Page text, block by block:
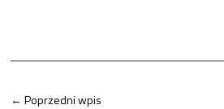
←Poprzedni wpis